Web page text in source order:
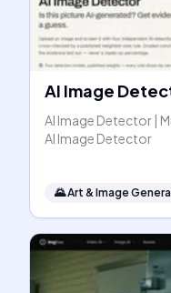
AI Image
AI Image Detector |
AI Image Detector
🌄Art & Image